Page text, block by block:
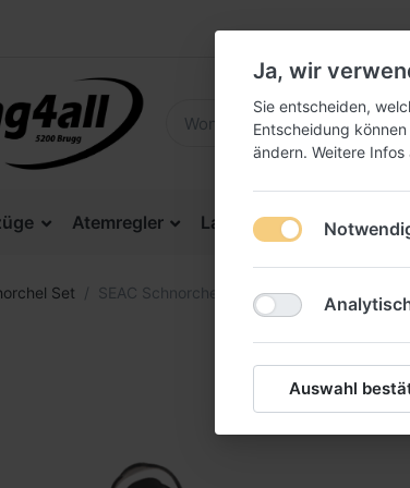
Atemregler Lampen Instrumente
Set SEAC Schnorchelset komplett
Ja, wir
Sie entscheiden,
Entscheidung
ändern. Weitere Infos
Auswahl